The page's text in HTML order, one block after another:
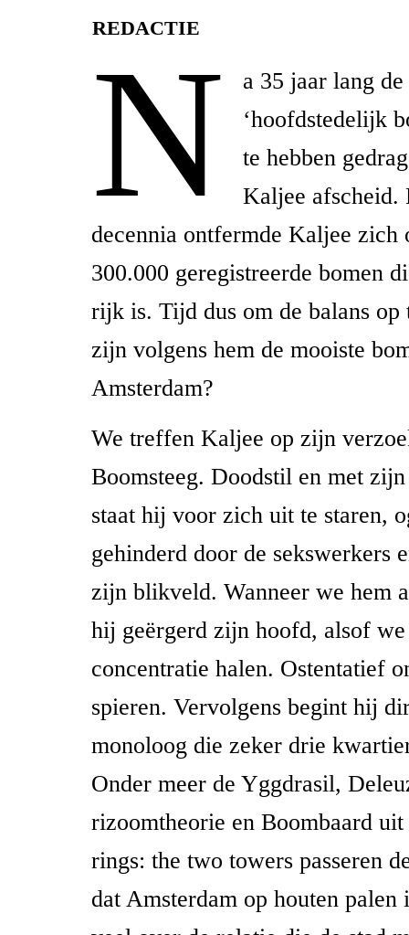
REDACTIE
N
a 35 jaar lang
‘hoofdstedelijk
te hebben
Kaljee afscheid.
decennia ontfermde Kaljee zich
300.000 geregistreerde bomen
rijk is. Tijd dus om de balans op
zijn volgens hem de mooiste
Amsterdam?
We treffen Kaljee op zijn
Boomsteeg. Doodstil en met
staat hij voor zich uit te staren,
gehinderd door de sekswerkers
zijn blikveld. Wanneer we hem
hij geërgerd zijn hoofd, alsof
concentratie halen. Ostentatief
spieren. Vervolgens begint hij
monoloog die zeker drie
Onder meer de Yggdrasil,
rizoomtheorie en Boombaard
rings: the two towers passeren
dat Amsterdam op houten palen